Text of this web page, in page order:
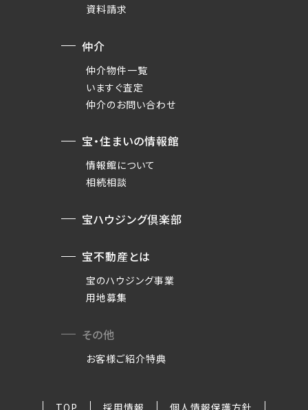
資料請求
仲介
仲介物件一覧
いますぐ査定
仲介のお問い合わせ
宝・住まいの情報館
情報館について
相続相談
宝ハウジング倶楽部
宝不動産とは
宝のハウジング事業
用地募集
その他
お客様ご紹介特典
TOP 採用情報 個人情報保護方針